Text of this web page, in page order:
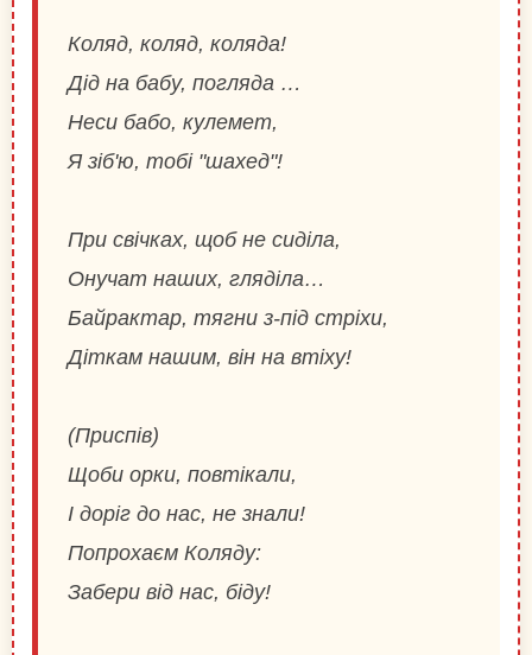
Коляд, коляд, коляда!
Дід на бабу, погляда …
Неси бабо, кулемет,
Я зіб'ю, тобі "шахед"!
При свічках, щоб не сиділа,
Онучат наших, гляділа…
Байрактар, тягни з-під стріхи,
Діткам нашим, він на втіху!
(Приспів)
Щоби орки, повтікали,
І доріг до нас, не знали!
Попрохаєм Коляду:
Забери від нас, біду!